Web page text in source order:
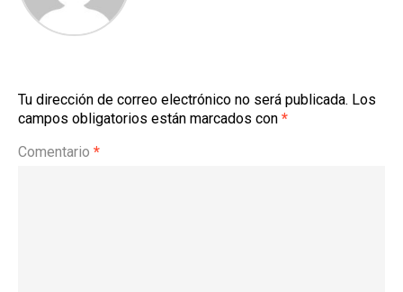
Tu dirección de correo electrónico no será publicada. Los
campos obligatorios están marcados con *
Comentario *